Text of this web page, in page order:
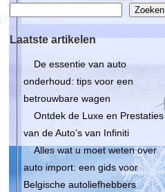
Zoeken
Laatste artikelen
De essentie van auto
onderhoud: tips voor een
betrouwbare wagen
Ontdek de Luxe en Prestaties
van de Auto’s van Infiniti
Alles wat u moet weten over
auto import: een gids voor
Belgische autoliefhebbers